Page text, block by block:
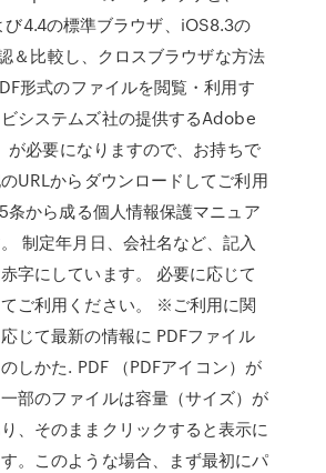
4.4の標準ブラウザ、iOS8.3の
＆比較し、クロスブラウザな方法
形式のファイルを閲覧・利用す
システムズ社の提供するAdobe
が必要になりますので、お持ちで
URLからダウンロードしてご利用
条から成る個人情報保護マニュア
制定年月日、会社名など、記入
字にしています。 必要に応じて
ご利用ください。 ※ご利用に関
じて最新の情報に PDFファイル
しかた. PDF （PDFアイコン）が
部のファイルは容量（サイズ）が
、そのままクリックすると表示に
。このような場合、まず最初にパ